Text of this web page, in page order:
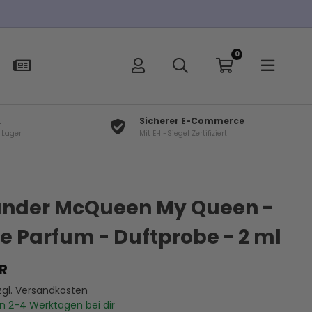
0
Sicherer E-Commerce
Mit EHI-Siegel Zertifiziert
McQueen My Queen -
Parfum - Duftprobe - 2 ml
Versandkosten
2-4 Werktagen bei dir